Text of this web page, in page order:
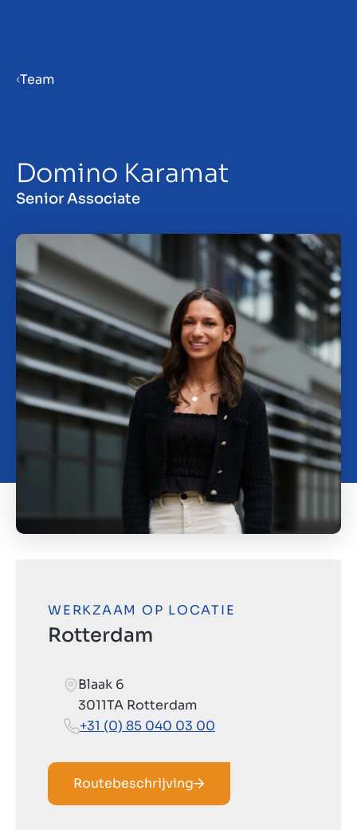
Bedrijf verkopen
Insights
Over ons
Contact
BE
Team
Domino Karamat
Senior Associate
WERKZAAM OP LOCATIE
Rotterdam
Blaak 6
3011TA Rotterdam
+31 (0) 85 040 03 00
Routebeschrijving